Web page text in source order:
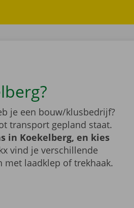
je een bouw/klusbedrijf?
transport gepland staat.
in Koekelberg, en kies
vind je verschillende
laadklep of trekhaak.